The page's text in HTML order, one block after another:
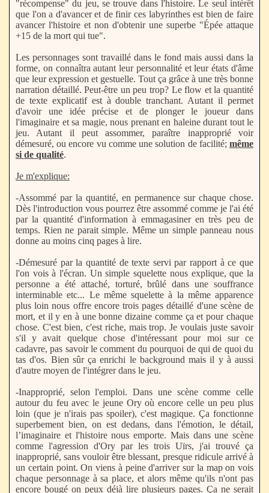
"récompense" du jeu, se trouve dans l'histoire. Le seul intérêt
que l'on a d'avancer et de finir ces labyrinthes est bien de faire
avancer l'histoire et non d'obtenir une superbe "Épée attaque
+15 de la mort qui tue".
Les personnages sont travaillé dans le fond mais aussi dans la
forme, on connaîtra autant leur personnalité et leur états d'âme
que leur expression et gestuelle. Tout ça grâce à une très bonne
narration détaillé. Peut-être un peu trop? Le flow et la quantité
de texte explicatif est à double tranchant. Autant il permet
d'avoir une idée précise et de plonger le joueur dans
l'imaginaire et sa magie, nous prenant en haleine durant tout le
jeu. Autant il peut assommer, paraître inapproprié voir
démesuré, ou encore vu comme une solution de facilité; même
si de qualité.
Je m'explique:
-Assommé par la quantité, en permanence sur chaque chose.
Dès l'introduction vous pourrez être assommé comme je l'ai été
par la quantité d'information à emmagasiner en très peu de
temps. Rien ne parait simple. Même un simple panneau nous
donne au moins cinq pages à lire.
-Démesuré par la quantité de texte servi par rapport à ce que
l'on vois à l'écran. Un simple squelette nous explique, que la
personne a été attaché, torturé, brûlé dans une souffrance
interminable etc... Le même squelette à la même apparence
plus loin nous offre encore trois pages détaillé d'une scène de
mort, et il y en à une bonne dizaine comme ça et pour chaque
chose. C'est bien, c'est riche, mais trop. Je voulais juste savoir
s'il y avait quelque chose d'intéressant pour moi sur ce
cadavre, pas savoir le comment du pourquoi de qui de quoi du
tas d'os. Bien sûr ça enrichi le background mais il y à aussi
d'autre moyen de l'intégrer dans le jeu.
-Inapproprié, selon l'emploi. Dans une scène comme celle
autour du feu avec le jeune Ory où encore celle un peu plus
loin (que je n'irais pas spoiler), c'est magique. Ça fonctionne
superbement bien, on est dedans, dans l'émotion, le détail,
l’imaginaire et l'histoire nous emporte. Mais dans une scène
comme l'agression d'Ory par les trois Uïrs, j'ai trouvé ça
inapproprié, sans vouloir être blessant, presque ridicule arrivé à
un certain point. On viens à peine d'arriver sur la map on vois
chaque personnage à sa place, et alors même qu'ils n'ont pas
encore bougé on peux déjà lire plusieurs pages. Ça ne serait